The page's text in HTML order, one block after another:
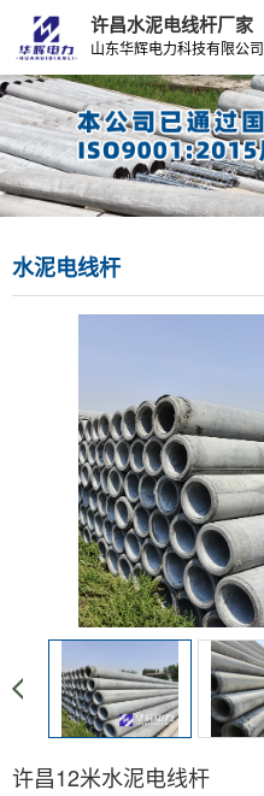
许昌水泥电线杆厂家
山东华辉电力科技有限公司
水泥电线杆
许昌12米水泥电线杆